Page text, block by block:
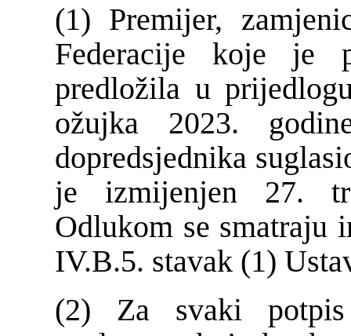
(1) Premijer,
Federacije koje je
predložila u
ožujka 2023.
dopredsjednika
je izmijenjen 27.
Odlukom se smatraju
IV.B.5. stavak (1)
(2) Za svaki